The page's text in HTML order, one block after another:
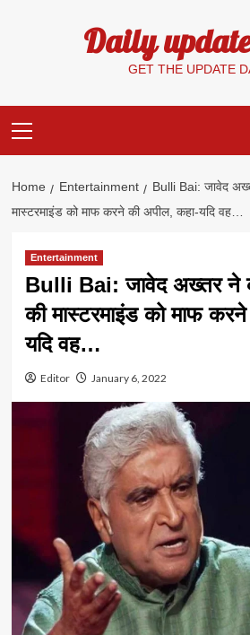
Daily
GET THE UPDATE
Menu
Home Entertainment
Bulli Bai: जावेद
मास्टरमाइंड को माफ करने की अपील, कहा-यदि वह…
Entertainment
Bulli Bai: जावेद अख्तर ने
की मास्टरमाइंड को माफ
यदि वह…
Editor January 6, 2022